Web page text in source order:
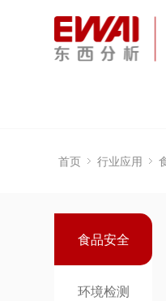
首页 行业应用
食品安全
环境检测